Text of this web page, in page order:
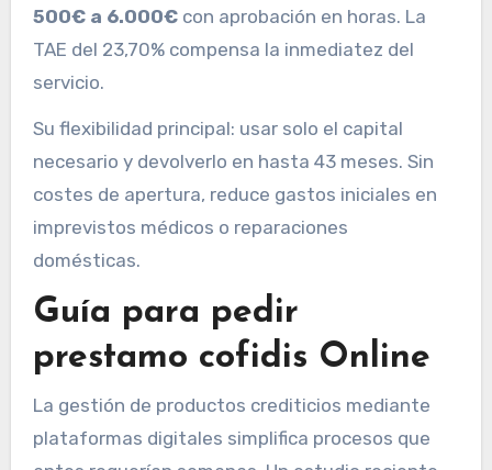
500€ a 6.000€con aprobación en horas. La
TAE del 23,70% compensa la inmediatez del
servicio.
Su flexibilidad principal: usar solo el capital
necesario y devolverlo en hasta 43 meses. Sin
costes de apertura, reduce gastos iniciales en
imprevistos médicos o reparaciones
domésticas.
Guía para pedir
prestamo cofidis Online
La gestión de productos crediticios mediante
plataformas digitales simplifica procesos que